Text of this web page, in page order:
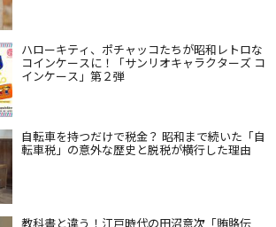
ハローキティ、ポチャッコたちが昭和レトロな
コインケースに！「サンリオキャラクターズ コ
インケース」第２弾
自転車を持つだけで税金？ 昭和まで続いた「自
転車税」の意外な歴史と脱税が横行した理由
教科書と違う！江戸時代の田沼意次「賄賂伝